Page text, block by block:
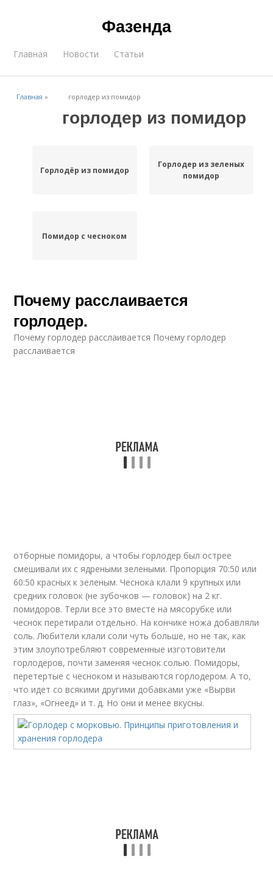
Фазенда
Главная Новости Статьи
Главная » горлодер из помидор
горлодер из помидор
Горлодёр из помидор
Горлодер из зеленых
помидор
Помидор с чесноком
Почему расслаивается
горлодер.
Почему горлодер расслаивается Почему горлодер
расслаивается
отборные помидоры, а чтобы горлодер был острее
смешивали их с ядреными зелеными. Пропорция 70:50 или
60:50 красных к зеленым. Чеснока клали 9 крупных или
средних головок (не зубочков — головок) на 2 кг.
помидоров. Терли все это вместе на мясорубке или
чеснок перетирали отдельно. На кончике ножа добавляли
соль. Любители клали соли чуть больше, но не так, как
этим злоупотребляют современные изготовители
горлодеров, почти заменяя чеснок солью. Помидоры,
перетертые с чесноком и называются горлодером. А то,
что идет со всякими другими добавками уже «Вырви
глаз», «Огнеед» и т. д. Но они и менее вкусны.